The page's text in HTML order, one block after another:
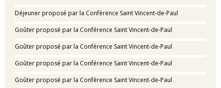
Déjeuner proposé par la Conférence Saint Vincent-de-Paul
Goûter proposé par la Conférence Saint Vincent-de-Paul
Goûter proposé par la Conférence Saint Vincent-de-Paul
Goûter proposé par la Conférence Saint Vincent-de-Paul
Goûter proposé par la Conférence Saint Vincent-de-Paul